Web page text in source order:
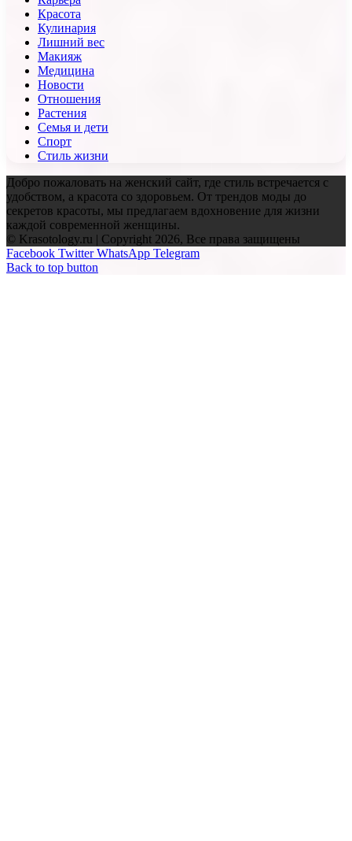
Красота
Кулинария
Лишний вес
Макияж
Медицина
Новости
Отношения
Растения
Семья и дети
Спорт
Стиль жизни
Добро пожаловать на женский сайт, где стиль встречается с
удобством, а красота со здоровьем. От трендов моды до
секретов красоты, мы предлагаем вдохновение для жизни
каждой современной женщины.
© Krasotology.ru | Copyright 2026, Все права защищены
Facebook Twitter WhatsApp Telegram
Back to top button